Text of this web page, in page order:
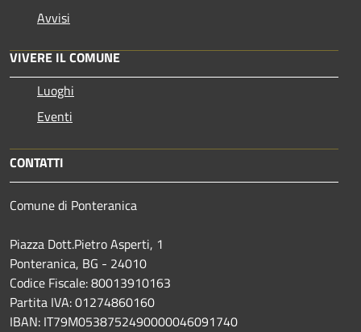
Avvisi
VIVERE IL COMUNE
Luoghi
Eventi
CONTATTI
Comune di Ponteranica
Piazza Dott.Pietro Asperti, 1
Ponteranica, BG - 24010
Codice Fiscale: 80013910163
Partita IVA: 01274860160
IBAN: IT79M0538752490000046091740